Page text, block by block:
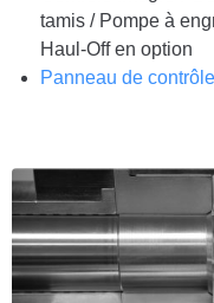
tamis / Pompe à
Haul-Off en option
Panneau de